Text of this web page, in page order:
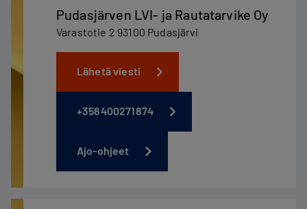
Pudasjärven LVI- ja Rautatarvike Oy
Varastotie 2 93100 Pudasjärvi
Lähetä viesti
+358400271874
Ajo-ohjeet